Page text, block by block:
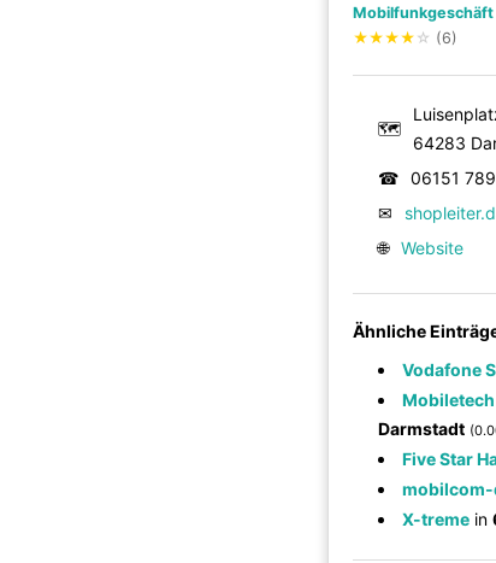
Mobilfunkgeschäft
★★★★ ☆ (6)
🗺
64283
☎ 06151
✉
🌐 Website
Ähnliche
Vodafone
Mobiletech
Darmstadt
Five Star
X-treme in